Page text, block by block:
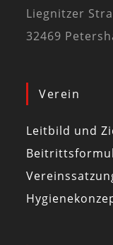
Liegnitzer
32469
Verein
Leitbild und